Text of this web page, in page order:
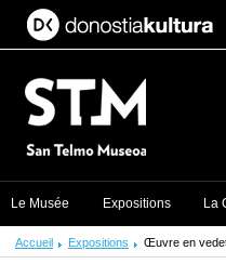
Accueil Expositions Œuvre en
Le Musée Expositions La